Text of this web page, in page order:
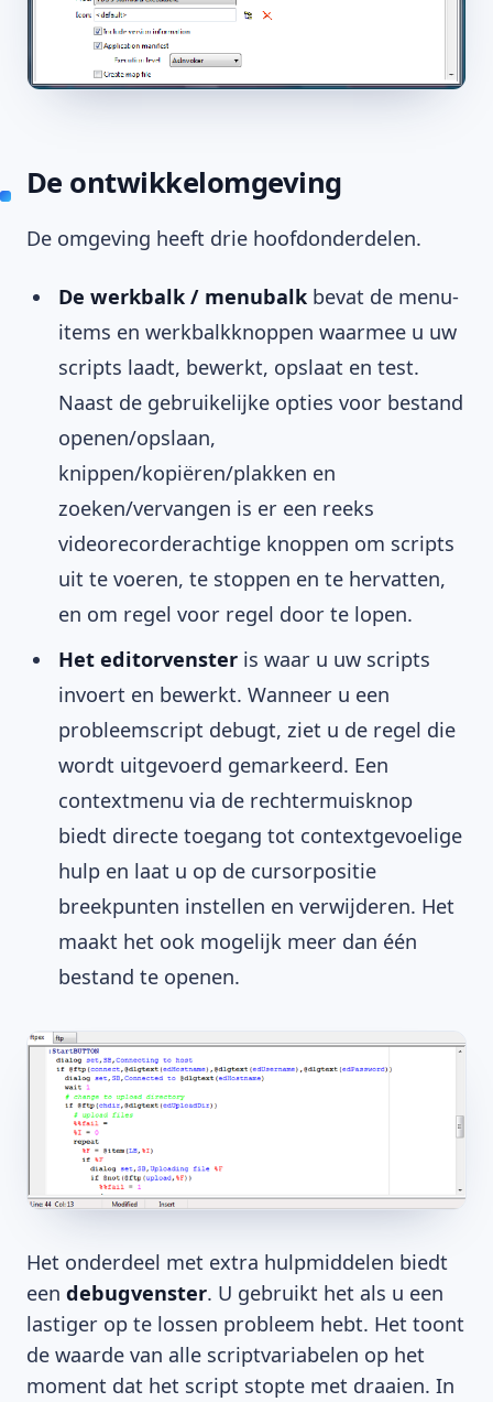
De ontwikkelomgeving
De omgeving heeft drie hoofdonderdelen.
De werkbalk / menubalk bevat de menu-
items en werkbalkknoppen waarmee u uw
scripts laadt, bewerkt, opslaat en test.
Naast de gebruikelijke opties voor bestand
openen/opslaan,
knippen/kopiëren/plakken en
zoeken/vervangen is er een reeks
videorecorderachtige knoppen om scripts
uit te voeren, te stoppen en te hervatten,
en om regel voor regel door te lopen.
Het editorvenster is waar u uw scripts
invoert en bewerkt. Wanneer u een
probleemscript debugt, ziet u de regel die
wordt uitgevoerd gemarkeerd. Een
contextmenu via de rechtermuisknop
biedt directe toegang tot contextgevoelige
hulp en laat u op de cursorpositie
breekpunten instellen en verwijderen. Het
maakt het ook mogelijk meer dan één
bestand te openen.
Het onderdeel met extra hulpmiddelen biedt
een debugvenster. U gebruikt het als u een
lastiger op te lossen probleem hebt. Het toont
de waarde van alle scriptvariabelen op het
moment dat het script stopte met draaien. In